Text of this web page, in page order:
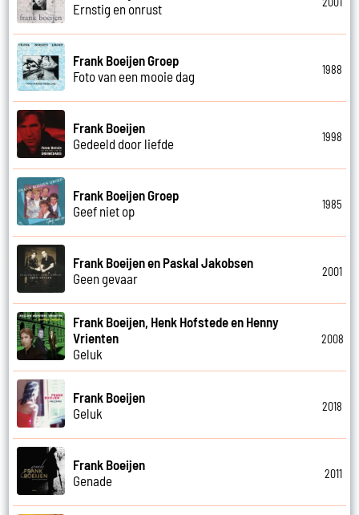
Ernstig en onrust
Frank Boeijen Groep
Foto van een mooie dag
1988
Frank Boeijen
Gedeeld door liefde
1998
Frank Boeijen Groep
Geef niet op
1985
Frank Boeijen en Paskal Jakobsen
Geen gevaar
2001
Frank Boeijen, Henk Hofstede en Henny
Vrienten
Geluk
2008
Frank Boeijen
Geluk
2018
Frank Boeijen
Genade
2011